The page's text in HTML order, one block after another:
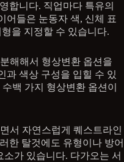
합니다. 직업마다 특유의
어들은 눈동자 색, 신체 표
을 지정할 수 있습니다.
해해서 형상변환 옵션을
과 색상 구성을 입힐 수 있
백 가지 형상변환 옵션이
서 자연스럽게 퀘스트라인
한 탈것에도 유형이나 방어
가 있습니다. 다가오는 서